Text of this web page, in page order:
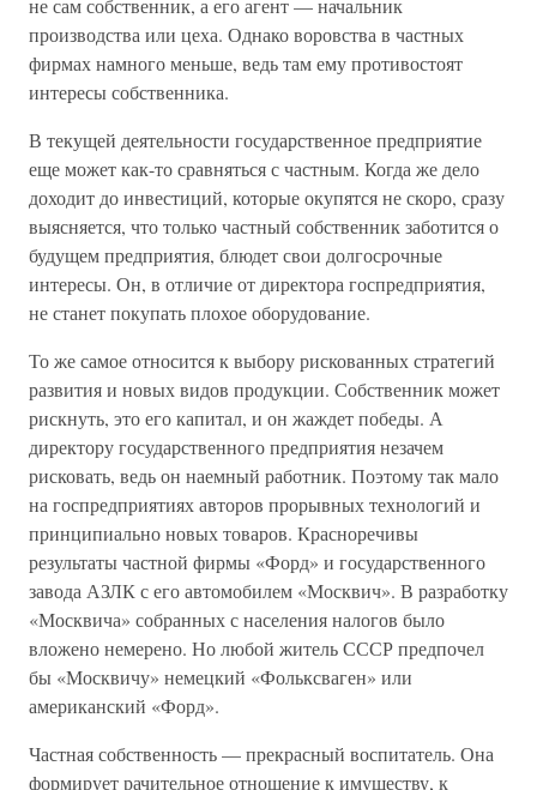
не сам собственник, а его агент — начальник
производства или цеха. Однако воровства в частных
фирмах намного меньше, ведь там ему противостоят
интересы собственника.
В текущей деятельности государственное предприятие
еще может как-то сравняться с частным. Когда же дело
доходит до инвестиций, которые окупятся не скоро, сразу
выясняется, что только частный собственник заботится о
будущем предприятия, блюдет свои долгосрочные
интересы. Он, в отличие от директора госпредприятия,
не станет покупать плохое оборудование.
То же самое относится к выбору рискованных стратегий
развития и новых видов продукции. Собственник может
рискнуть, это его капитал, и он жаждет победы. А
директору государственного предприятия незачем
рисковать, ведь он наемный работник. Поэтому так мало
на госпредприятиях авторов прорывных технологий и
принципиально новых товаров. Красноречивы
результаты частной фирмы «Форд» и государственного
завода АЗЛК с его автомобилем «Москвич». В разработку
«Москвича» собранных с населения налогов было
вложено немерено. Но любой житель СССР предпочел
бы «Москвичу» немецкий «Фольксваген» или
американский «Форд».
Частная собственность — прекрасный воспитатель. Она
формирует рачительное отношение к имуществу, к